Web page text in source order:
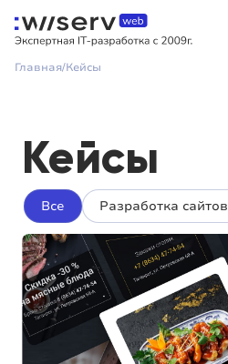
Главная Кейсы
Кейсы
Все Разработка сайтов